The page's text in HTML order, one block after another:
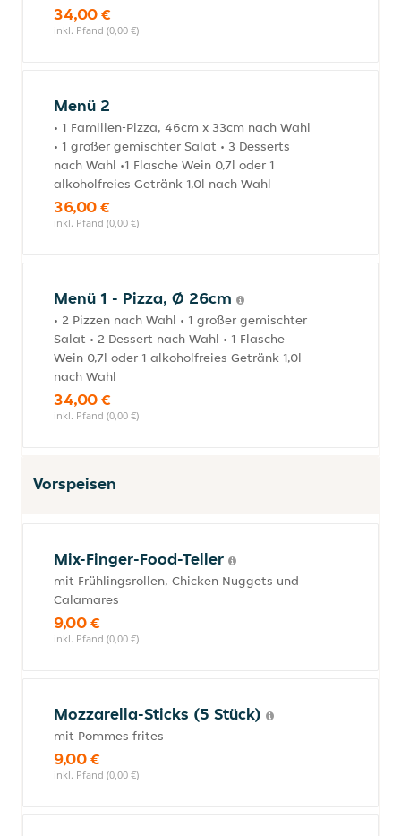
34,00 €
inkl. Pfand (0,00 €)
Menü 2
• 1 Familien-Pizza, 46cm x 33cm nach Wahl
• 1 großer gemischter Salat • 3 Desserts
nach Wahl •1 Flasche Wein 0,7l oder 1
alkoholfreies Getränk 1,0l nach Wahl
36,00 €
inkl. Pfand (0,00 €)
Menü 1 - Pizza, Ø 26cm
• 2 Pizzen nach Wahl • 1 großer gemischter
Salat • 2 Dessert nach Wahl • 1 Flasche
Wein 0,7l oder 1 alkoholfreies Getränk 1,0l
nach Wahl
34,00 €
inkl. Pfand (0,00 €)
Vorspeisen
Mix-Finger-Food-Teller
mit Frühlingsrollen, Chicken Nuggets und
Calamares
9,00 €
inkl. Pfand (0,00 €)
Mozzarella-Sticks (5 Stück)
mit Pommes frites
9,00 €
inkl. Pfand (0,00 €)